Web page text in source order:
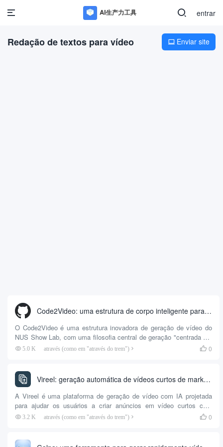
entrar
Redação de textos para vídeo  Enviar site
Code2Video: uma estrutura de corpo inteligente para geração orientada por código de vídeos de apresentação instrucional de alta qualidade
O Code2Video é uma estrutura inovadora de geração de vídeo do
NUS Show Lab, com uma filosofia central de geração "centrada em
código" de vídeos educacionais de alta qualidade. Diferentemente
vídeo diretamente...
5.0 K através (como em "através do trem")  0
Vireel: geração automática de vídeos curtos de marketing viral com IA com base em URLs
A Vireel é uma plataforma de geração de vídeo com IA projetada
para ajudar os usuários a criar anúncios em vídeo curtos com
potencial viral para plataformas de mídia social, como TikTok,
vídeo. Os usuários simplesmente inserem o URL de um produto e
3.2 K através (como em "através do trem")  0